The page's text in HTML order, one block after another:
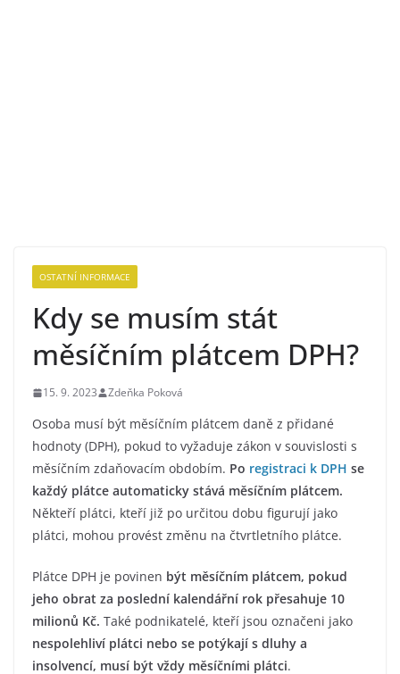
OSTATNÍ INFORMACE
Kdy se musím stát
měsíčním plátcem DPH?
15. 9. 2023 Zdeňka Poková
Osoba musí být měsíčním plátcem daně z přidané
hodnoty (DPH), pokud to vyžaduje zákon v souvislosti s
měsíčním zdaňovacím obdobím. Po registraci k DPH se
každý plátce automaticky stává měsíčním plátcem.
Někteří plátci, kteří již po určitou dobu figurují jako
plátci, mohou provést změnu na čtvrtletního plátce.
Plátce DPH je povinen být měsíčním plátcem, pokud
jeho obrat za poslední kalendářní rok přesahuje 10
milionů Kč. Také podnikatelé, kteří jsou označeni jako
nespolehliví plátci nebo se potýkají s dluhy a
insolvencí, musí být vždy měsíčními plátci.